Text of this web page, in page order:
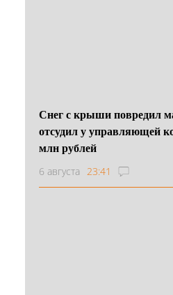
Снег с крыши повредил
отсудил у управляющей
млн рублей
6 августа 23:41